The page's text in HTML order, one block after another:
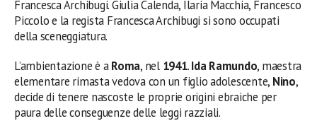
Francesca Archibugi. Giulia Calenda, Ilaria Macchia, Francesco
Piccolo e la regista Francesca Archibugi si sono occupati
della sceneggiatura.
L’ambientazione è aRoma, nel 1941.Ida Ramundo, maestra
elementare rimasta vedova con un figlio adolescente, Nino,
decide di tenere nascoste le proprie origini ebraiche per
paura delle conseguenze delle leggi razziali.